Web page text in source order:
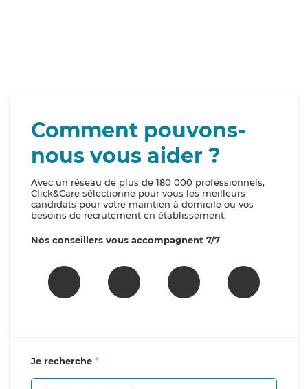
Comment pouvons-
nous vous aider ?
Avec un réseau de plus de 180 000 professionnels,
Click&Care sélectionne pour vous les meilleurs
candidats pour votre maintien à domicile ou vos
besoins de recrutement en établissement.
Nos conseillers vous accompagnent 7/7
Je recherche